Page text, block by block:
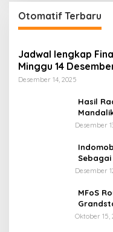
Otomatif Terbaru
Jadwal lengkap
Minggu 14
Desember 14, 2025
Hasil
Desember
Desember
MFoS
Oktober 15,